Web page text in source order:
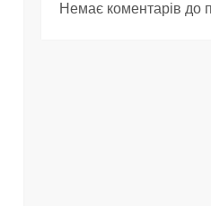
Немає коментарів до